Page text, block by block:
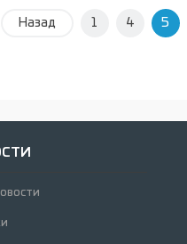
Назад 1 4 5